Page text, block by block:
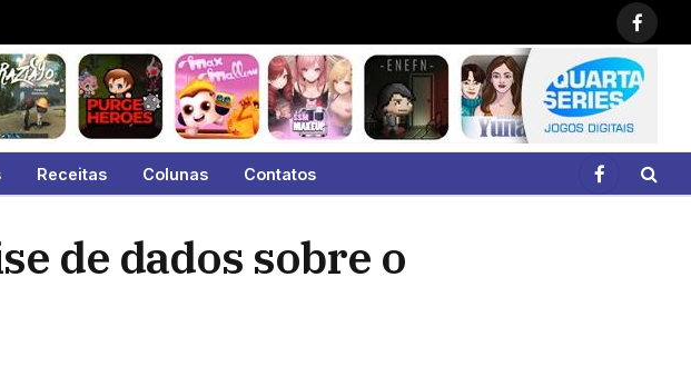
Receitas Colunas Contatos
Facebook
de dados sobre o